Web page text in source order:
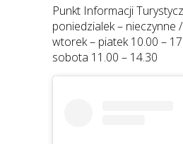
Punkt Informacji
poniedzialek – nieczynne
wtorek – piatek 10.00 –
sobota 11.00 – 14.30